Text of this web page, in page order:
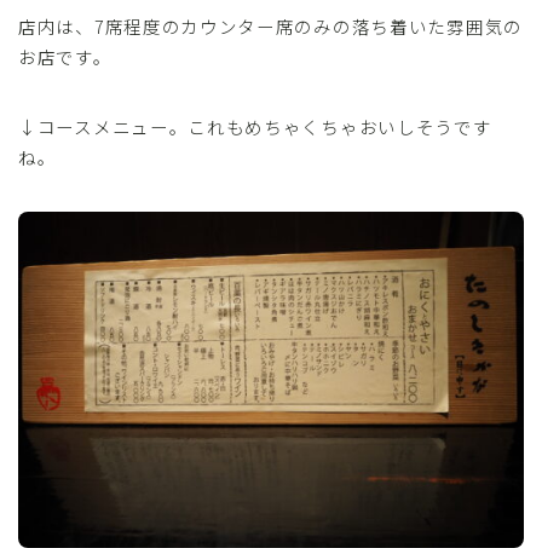
店内は、7席程度のカウンター席のみの落ち着いた雰囲気の
お店です。
↓コースメニュー。これもめちゃくちゃおいしそうです
ね。